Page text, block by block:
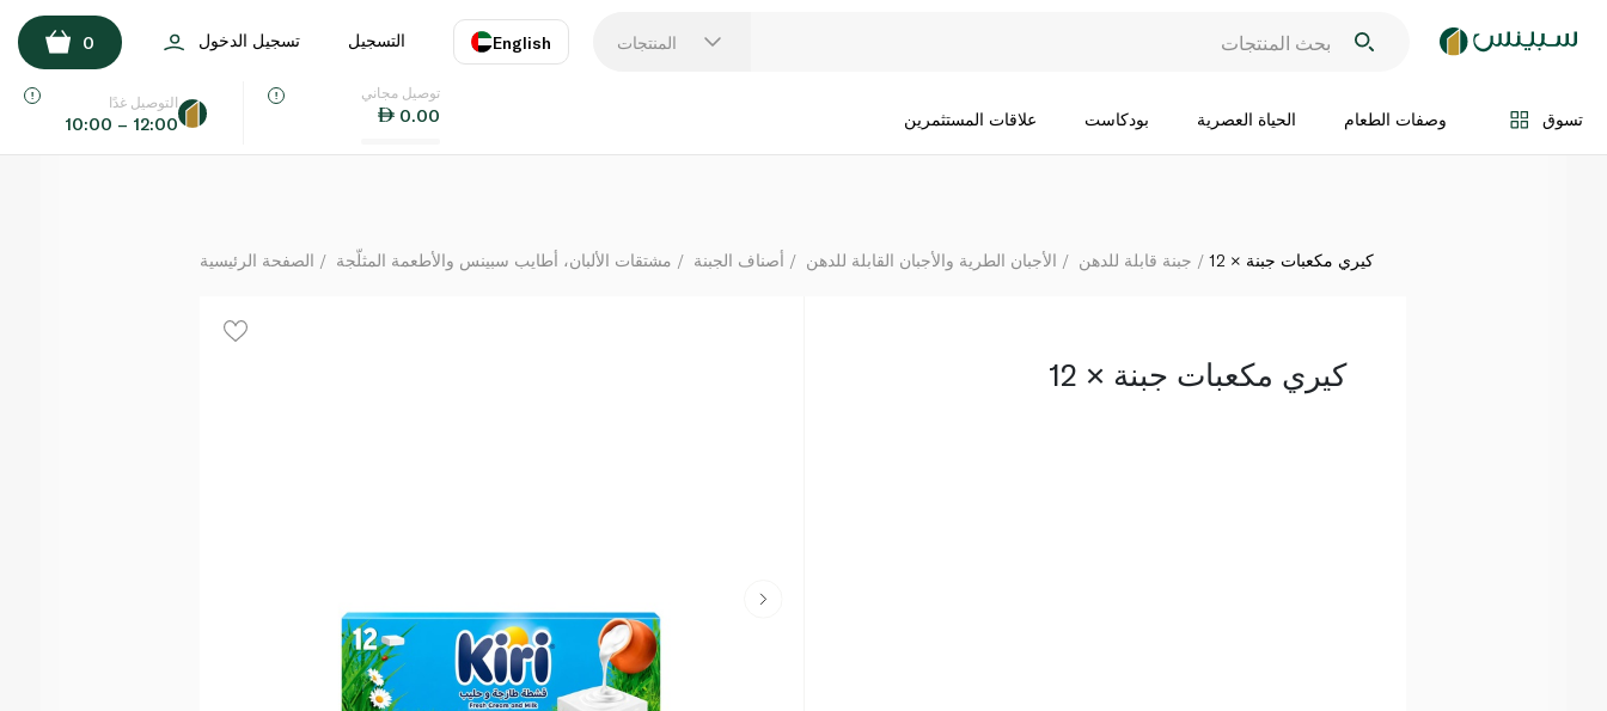
المنتجات English
اللغة
التسجيل تسجيل الدخول 0
تسوق وصفات الطعام الحياة العصرية بودكاست علاقات المستثمرين
توصيل مجاني
0.00
التوصيل غدًا
10:00 – 12:00
اضف الى السلة
الصفحة الرئيسية مشتقات الألبان، أطايب سبينس والأطعمة المثلّجة أصناف الجبنة الأجبان الطرية والأجبان القابلة للدهن جبنة قابلة للدهن كيري مكعبات جبنة × 12
كيري مكعبات جبنة × 12